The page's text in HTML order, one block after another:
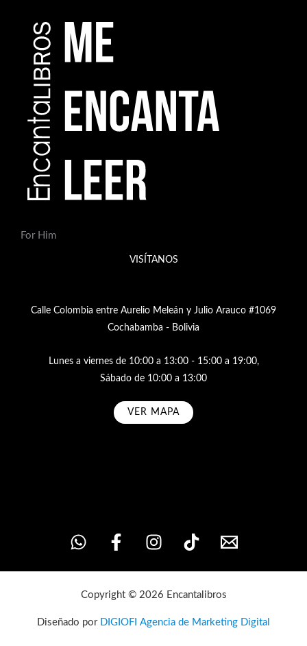
For Him
VISÍTANOS
Calle Colombia entre Aurelio Meleán y Julio Arauco #1069
Cochabamba - Bolivia
Lunes a viernes de 10:00 a 13:00 - 15:00 a 19:00,
Sábado de 10:00 a 13:00
VER MAPA
Copyright © 2026 Encantalibros
Diseñado por DIGIOFI Agencia de Marketing Digital